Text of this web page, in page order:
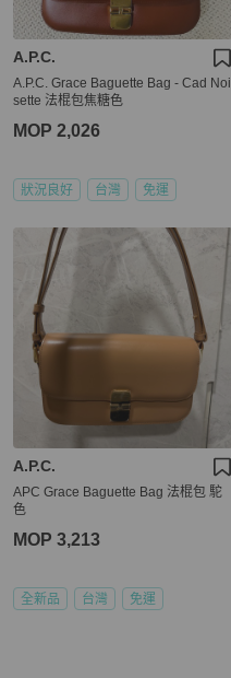
A.P.C.
A.P.C. Grace Baguette Bag - Cad Noi
sette 法棍包焦糖色
MOP 2,026
狀況良好 台灣 免運
A.P.C.
APC Grace Baguette Bag 法棍包 駝
色
MOP 3,213
全新品 台灣 免運